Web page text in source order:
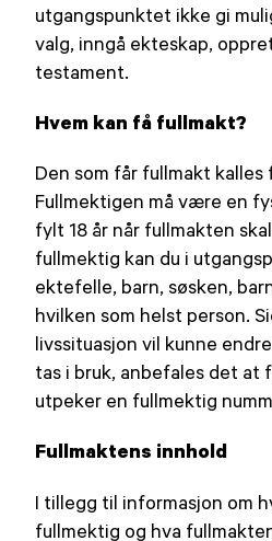
utgangspunktet ikke gi
valg, inngå ekteskap,
testament.
Hvem kan få fullmakt?
Den som får fullmakt kalles
Fullmektigen må være en
fylt 18 år når fullmakten
fullmektig kan du i
ektefelle, barn, søsken,
hvilken som helst person.
livssituasjon vil kunne
tas i bruk, anbefales det at
utpeker en fullmektig
Fullmaktens innhold
I tillegg til informasjon om
fullmektig og hva